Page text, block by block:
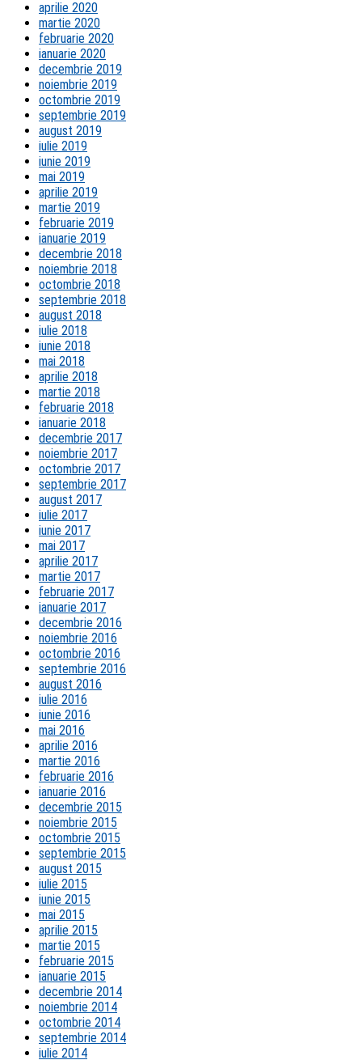
aprilie 2020
martie 2020
februarie 2020
ianuarie 2020
decembrie 2019
noiembrie 2019
octombrie 2019
septembrie 2019
august 2019
iulie 2019
iunie 2019
mai 2019
aprilie 2019
martie 2019
februarie 2019
ianuarie 2019
decembrie 2018
noiembrie 2018
octombrie 2018
septembrie 2018
august 2018
iulie 2018
iunie 2018
mai 2018
aprilie 2018
martie 2018
februarie 2018
ianuarie 2018
decembrie 2017
noiembrie 2017
octombrie 2017
septembrie 2017
august 2017
iulie 2017
iunie 2017
mai 2017
aprilie 2017
martie 2017
februarie 2017
ianuarie 2017
decembrie 2016
noiembrie 2016
octombrie 2016
septembrie 2016
august 2016
iulie 2016
iunie 2016
mai 2016
aprilie 2016
martie 2016
februarie 2016
ianuarie 2016
decembrie 2015
noiembrie 2015
octombrie 2015
septembrie 2015
august 2015
iulie 2015
iunie 2015
mai 2015
aprilie 2015
martie 2015
februarie 2015
ianuarie 2015
decembrie 2014
noiembrie 2014
octombrie 2014
septembrie 2014
iulie 2014